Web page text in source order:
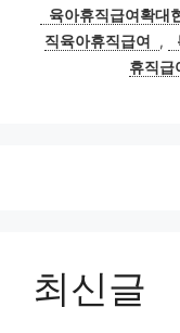
육아휴직급여확대
직육아휴직급여
,
휴직급
최신글